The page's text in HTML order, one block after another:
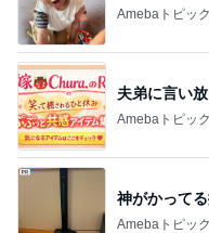
Amebaトピッ
夫弟に言い
Amebaトピッ
神がかって
Amebaトピッ